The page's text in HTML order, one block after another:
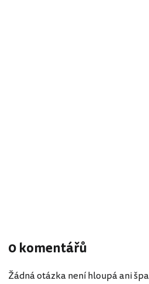
0 komentářů
Žádná otázka není hloupá ani